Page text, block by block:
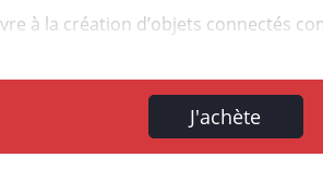
à la création d’objets connectés
J'achète